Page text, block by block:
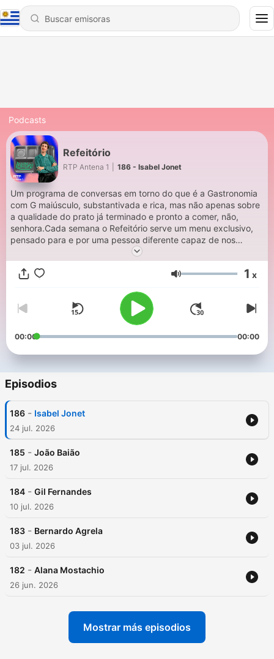
Podcasts
Refeitório
RTP Antena 1 186 - Isabel Jonet
Um programa de conversas em torno do que é a Gastronomia
com G maiúsculo, substantivada e rica, mas não apenas sobre
a qualidade do prato já terminado e pronto a comer, não,
senhora.Cada semana o Refeitório serve um menu exclusivo,
pensado para e por uma pessoa diferente capaz de nos
encher o tabuleiro de histórias.
Volumen 1 x
00:00 00:00
Episodios
186 - Isabel Jonet
24 jul. 2026
185 - João Baião
17 jul. 2026
184 - Gil Fernandes
10 jul. 2026
183 - Bernardo Agrela
03 jul. 2026
182 - Alana Mostachio
26 jun. 2026
Mostrar más episodios